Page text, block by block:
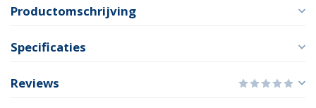
Productomschrijving
Specificaties
Reviews